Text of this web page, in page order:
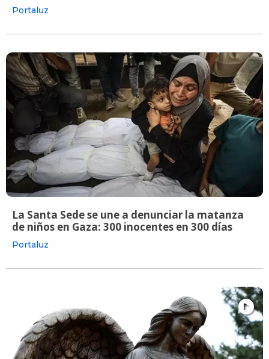
Portaluz
La Santa Sede se une a denunciar la matanza
de niños en Gaza: 300 inocentes en 300 días
Portaluz